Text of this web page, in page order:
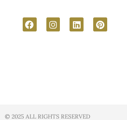
© 2025 ALL RIGHTS RESERVED​